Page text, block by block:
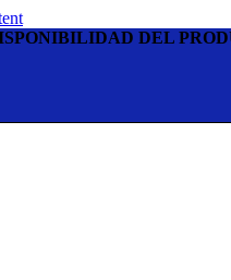
DEL